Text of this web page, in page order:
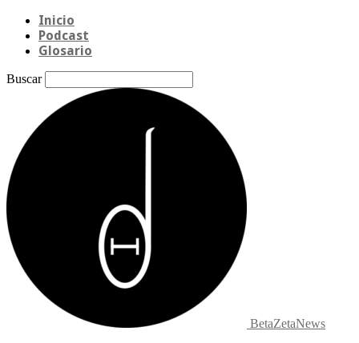
Inicio
Podcast
Glosario
Buscar
BetaZetaNews